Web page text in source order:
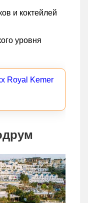
и коктейлей
уровня
Royal Kemer